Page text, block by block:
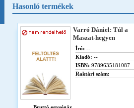
Hasonló termékek
Varró Dániel: Túl a
Maszat-hegyen
Író: --
Kiadó: --
ISBN: 9789635181087
Raktári szám: